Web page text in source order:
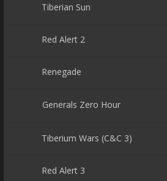
Tiberian Sun
Red Alert 2
Renegade
Generals Zero Hour
Tiberium Wars (C&C 3)
Red Alert 3